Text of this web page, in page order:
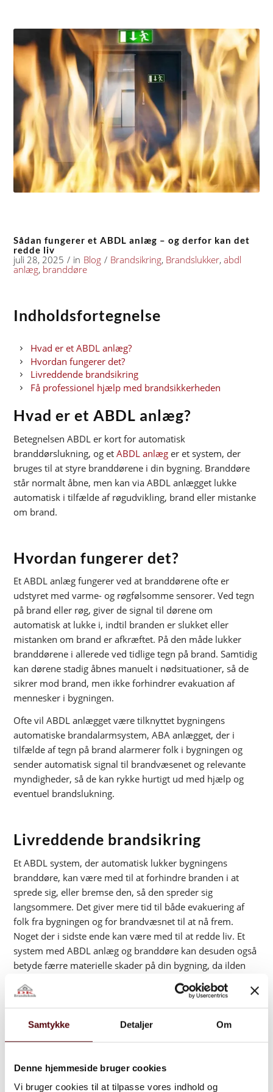
Samtykke Detaljer Om
Denne hjemmeside bruger cookies
Vi bruger cookies til at tilpasse vores indhold og
Sådan fungerer et ABDL anlæg – og derfor kan det
redde liv
juli 28, 2025 / in Blog / Brandsikring, Brandslukker,abdl
anlæg, branddøre
Indholdsfortegnelse
Hvad er et ABDL anlæg?
Hvordan fungerer det?
Livreddende brandsikring
Få professionel hjælp med brandsikkerheden
Hvad er et ABDL anlæg?
Betegnelsen ABDL er kort for automatisk
branddørslukning, og etABDL anlæg er et system, der
bruges til at styre branddørene i din bygning. Branddøre
står normalt åbne, men kan via ABDL anlægget lukke
automatisk i tilfælde af røgudvikling, brand eller mistanke
om brand.
Hvordan fungerer det?
Et ABDL anlæg fungerer ved at branddørene ofte er
udstyret med varme- og røgfølsomme sensorer. Ved tegn
på brand eller røg, giver de signal til dørene om
automatisk at lukke i, indtil branden er slukket eller
mistanken om brand er afkræftet. På den måde lukker
branddørene i allerede ved tidlige tegn på brand.Samtidig
kan dørene stadig åbnes manuelt i nødsituationer, så de
sikrer mod brand, men ikke forhindrer evakuation af
mennesker i bygningen.
Ofte vil ABDL anlægget være tilknyttet bygningens
automatiske brandalarmsystem, ABA anlægget, der i
tilfælde af tegn på brand alarmerer folk i bygningen og
sender automatisk signal til brandvæsenet og relevante
myndigheder, så de kan rykke hurtigt ud med hjælp og
eventuel brandslukning.
Livreddende brandsikring
Et ABDL system, der automatisk lukker bygningens
branddøre, kan være med til at forhindre branden i at
sprede sig, eller bremse den, så den spreder sig
langsommere. Det giver mere tid til både evakuering af
folk fra bygningen og for brandvæsnet til at nå frem.
Noget der i sidste ende kan være med til at redde liv. Et
system med ABDL anlæg og branddøre kan desuden også
betyde færre materielle skader på din bygning, da ilden
Derfor er det også vigtigt, at både branddøre og ABDL
serviceret, så de virker – og kan redde liv – når de skal. I
nogle typer bygninger er det endda et lovkrav, at have et